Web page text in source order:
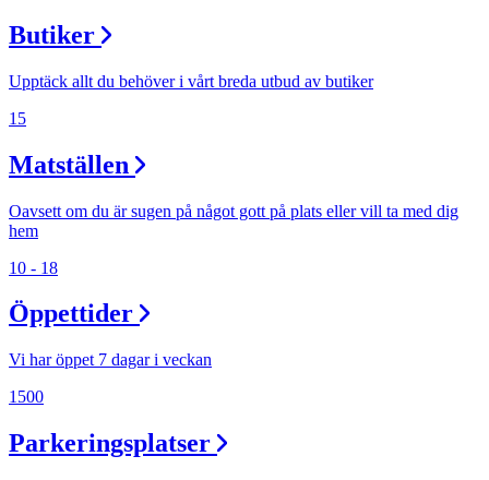
Lediga jobb
Magasin
Min Shopping-app
Butiker
Upptäck allt du behöver i vårt breda utbud av butiker
15
Matställen
Oavsett om du är sugen på något gott på plats eller vill ta med dig
hem
10 - 18
Öppettider
Vi har öppet 7 dagar i veckan
1500
Parkeringsplatser